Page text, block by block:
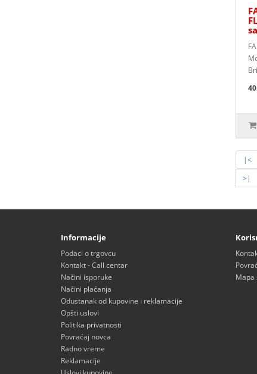
|<
>|
Informacije
Podaci o trgovcu
Kontakt - Call centar
Načini isporuke
Načini plaćanja
Odustanak od kupovine i reklamacije
Opšti uslovi
Politika privatnosti
Povraćaj novca
Radno vreme
Reklamacije
Mapa